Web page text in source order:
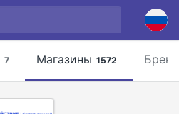
7 Магазины 1572